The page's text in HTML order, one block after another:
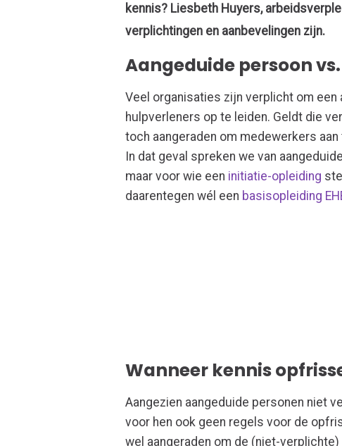
kennis? Liesbeth Huyers,
verplichtingen en aanbevelingen zijn.
Aangeduide persoon
Veel organisaties zijn verplicht om een
hulpverleners op te leiden. Geldt die
toch aangeraden om medewerkers aan
In dat geval spreken we van
maar voor wie een initiatie-opleiding
daarentegenwé l een basisopleiding
Wanneer kennis
Aangezien aangeduide personen niet
voor hen ook geen regels voor de
wel aangeraden om de (niet-